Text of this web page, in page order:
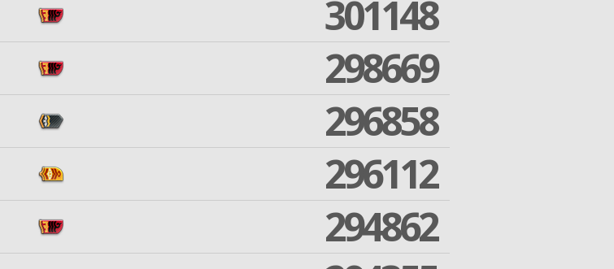
301148
298669
296858
296112
294862